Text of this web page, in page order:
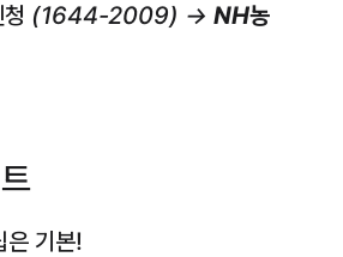
청 (1644-2009) → NH농
은 기본!